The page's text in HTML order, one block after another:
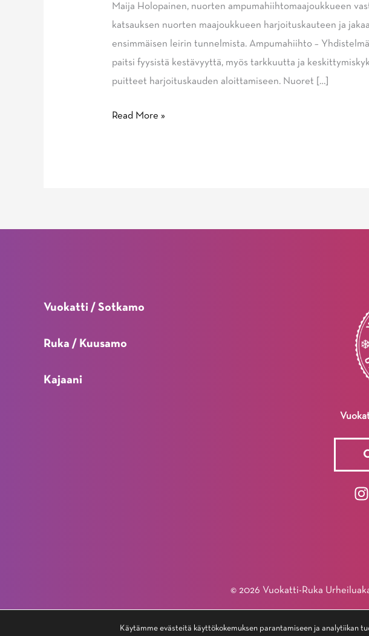
Maija Holopainen, nuorten ampumahiihtomaajoukkueen
katsauksen nuorten maajoukkueen harjoituskauteen ja
ensimmäisen leirin tunnelmista. Ampumahiihto –
paitsi fyysistä kestävyyttä, myös tarkkuutta ja
puitteet harjoituskauden aloittamiseen. Nuoret […]
Nuorten
Read More »
Vuokatti / Sotkamo
Ruka / Kuusamo
Kajaani
© 2026 Vuokatti-Ruka
Käytämme evästeitä käyttökokemuksen parantamiseen ja analytiikan